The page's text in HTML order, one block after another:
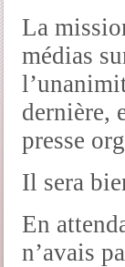
La
médias
dernière,
presse
Il sera
En
n’avais